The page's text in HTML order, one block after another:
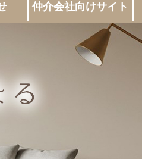
仲介会社向けサイト